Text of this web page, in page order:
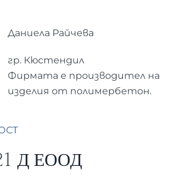
Даниела Райчева
гр. Кюстендил
Фирмата е производител на
изделия от полимербетон.
Д ЕООД